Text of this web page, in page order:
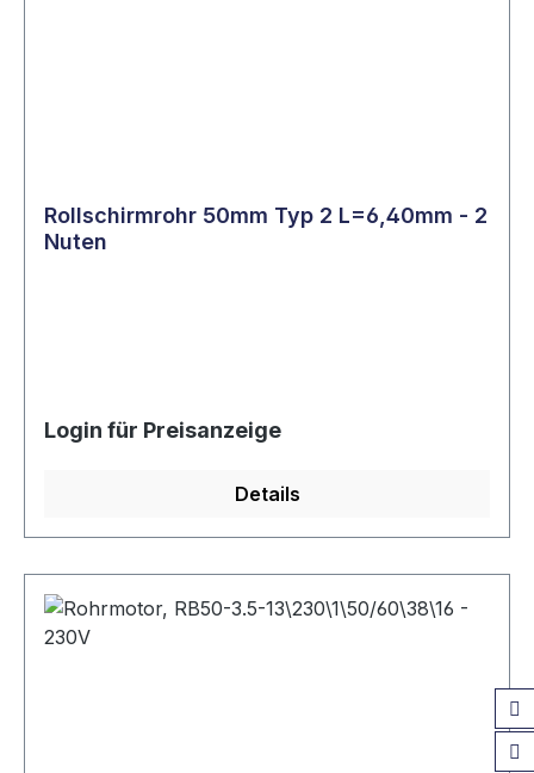
Rollschirmrohr 50mm Typ 2 L=6,40mm - 2
Nuten
Login für Preisanzeige
Details